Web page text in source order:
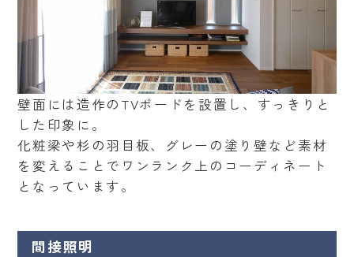
壁面には造作のTVボードを設置し、すっきりと
した印象に。
化粧梁や杉の羽目板、グレーの塗り壁など素材
を変えることでワンランク上のコーディネート
となっています。
間接照明